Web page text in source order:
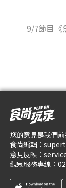
9/7節目《
您的意見是我們
食尚編輯：
意見反映：
觀眾服務專線：